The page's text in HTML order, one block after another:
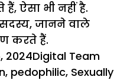
ऐसा भी नहीं है.
सदस्य, जानने वाले
करते हैं.
2024Author
Digital Team
, pedophilic, Sexually